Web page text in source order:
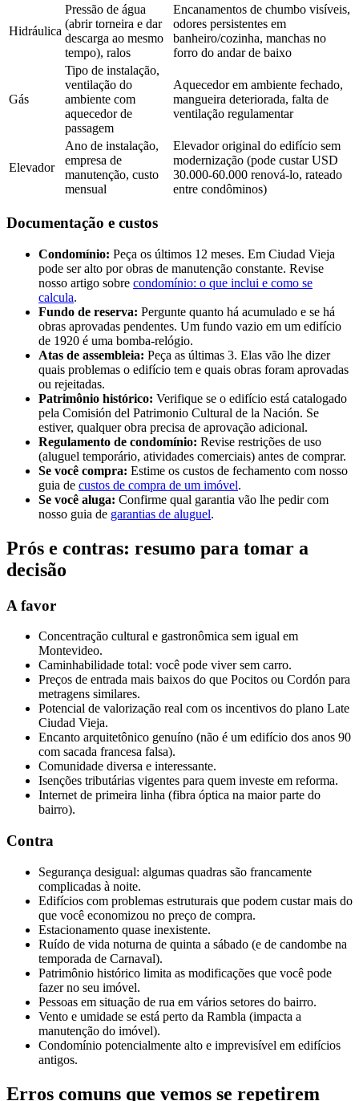
Hidráulica
Pressão de água
(abrir torneira e dar
descarga ao mesmo
tempo), ralos
Encanamentos de chumbo visíveis,
odores persistentes em
banheiro/cozinha, manchas no
forro do andar de baixo
Gás
Tipo de instalação,
ventilação do
ambiente com
aquecedor de
passagem
Aquecedor em ambiente fechado,
mangueira deteriorada, falta de
ventilação regulamentar
Elevador
Ano de instalação,
empresa de
manutenção, custo
mensual
Elevador original do edifício sem
modernização (pode custar USD
30.000-60.000 renová-lo, rateado
entre condôminos)
Documentação e custos
Condomínio: Peça os últimos 12 meses. Em Ciudad Vieja
pode ser alto por obras de manutenção constante. Revise
nosso artigo sobre condomínio: o que inclui e como se
calcula.
Fundo de reserva: Pergunte quanto há acumulado e se há
obras aprovadas pendentes. Um fundo vazio em um edifício
de 1920 é uma bomba-relógio.
Atas de assembleia: Peça as últimas 3. Elas vão lhe dizer
quais problemas o edifício tem e quais obras foram aprovadas
ou rejeitadas.
Patrimônio histórico: Verifique se o edifício está catalogado
pela Comisión del Patrimonio Cultural de la Nación. Se
estiver, qualquer obra precisa de aprovação adicional.
Regulamento de condomínio: Revise restrições de uso
(aluguel temporário, atividades comerciais) antes de comprar.
Se você compra: Estime os custos de fechamento com nosso
guia de custos de compra de um imóvel.
Se você aluga: Confirme qual garantia vão lhe pedir com
nosso guia de garantias de aluguel.
Prós e contras: resumo para tomar a
decisão
A favor
Concentração cultural e gastronômica sem igual em
Montevideo.
Caminhabilidade total: você pode viver sem carro.
Preços de entrada mais baixos do que Pocitos ou Cordón para
metragens similares.
Potencial de valorização real com os incentivos do plano Late
Ciudad Vieja.
Encanto arquitetônico genuíno (não é um edifício dos anos 90
com sacada francesa falsa).
Comunidade diversa e interessante.
Isenções tributárias vigentes para quem investe em reforma.
Internet de primeira linha (fibra óptica na maior parte do
bairro).
Contra
Segurança desigual: algumas quadras são francamente
complicadas à noite.
Edifícios com problemas estruturais que podem custar mais do
que você economizou no preço de compra.
Estacionamento quase inexistente.
Ruído de vida noturna de quinta a sábado (e de candombe na
temporada de Carnaval).
Patrimônio histórico limita as modificações que você pode
fazer no seu imóvel.
Pessoas em situação de rua em vários setores do bairro.
Vento e umidade se está perto da Rambla (impacta a
manutenção do imóvel).
Condomínio potencialmente alto e imprevisível em edifícios
antigos.
Erros comuns que vemos se repetirem